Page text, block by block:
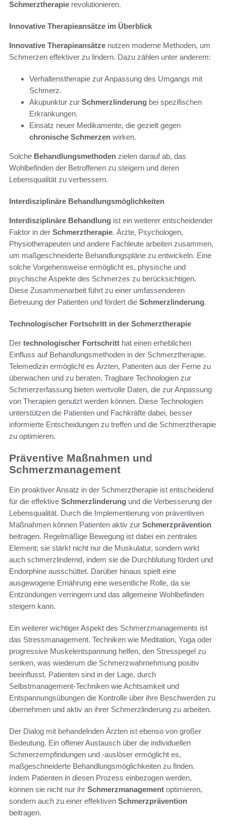
Schmerztherapie revolutionieren.
Innovative Therapieansätze im Überblick
Innovative Therapieansätze nutzen moderne Methoden, um
Schmerzen effektiver zu lindern. Dazu zählen unter anderem:
Verhaltenstherapie zur Anpassung des Umgangs mit
Schmerz.
Akupunktur zur Schmerzlinderung bei spezifischen
Erkrankungen.
Einsatz neuer Medikamente, die gezielt gegen
chronische Schmerzen wirken.
Solche Behandlungsmethoden zielen darauf ab, das
Wohlbefinden der Betroffenen zu steigern und deren
Lebensqualität zu verbessern.
Interdisziplinäre Behandlungsmöglichkeiten
Interdisziplinäre Behandlung ist ein weiterer entscheidender
Faktor in der Schmerztherapie. Ärzte, Psychologen,
Physiotherapeuten und andere Fachleute arbeiten zusammen,
um maßgeschneiderte Behandlungspläne zu entwickeln. Eine
solche Vorgehensweise ermöglicht es, physische und
psychische Aspekte des Schmerzes zu berücksichtigen.
Diese Zusammenarbeit führt zu einer umfassenderen
Betreuung der Patienten und fördert die Schmerzlinderung.
Technologischer Fortschritt in der Schmerztherapie
Der technologischer Fortschritt hat einen erheblichen
Einfluss auf Behandlungsmethoden in der Schmerztherapie.
Telemedizin ermöglicht es Ärzten, Patienten aus der Ferne zu
überwachen und zu beraten. Tragbare Technologien zur
Schmerzerfassung bieten wertvolle Daten, die zur Anpassung
von Therapien genutzt werden können. Diese Technologien
unterstützen die Patienten und Fachkräfte dabei, besser
informierte Entscheidungen zu treffen und die Schmerztherapie
zu optimieren.
Präventive Maßnahmen und
Schmerzmanagement
Ein proaktiver Ansatz in der Schmerztherapie ist entscheidend
für die effektive Schmerzlinderung und die Verbesserung der
Lebensqualität. Durch die Implementierung von präventiven
Maßnahmen können Patienten aktiv zur Schmerzprävention
beitragen. Regelmäßige Bewegung ist dabei ein zentrales
Element; sie stärkt nicht nur die Muskulatur, sondern wirkt
auch schmerzlindernd, indem sie die Durchblutung fördert und
Endorphine ausschüttet. Darüber hinaus spielt eine
ausgewogene Ernährung eine wesentliche Rolle, da sie
Entzündungen verringern und das allgemeine Wohlbefinden
steigern kann.
Ein weiterer wichtiger Aspekt des Schmerzmanagements ist
das Stressmanagement. Techniken wie Meditation, Yoga oder
progressive Muskelentspannung helfen, den Stresspegel zu
senken, was wiederum die Schmerzwahrnehmung positiv
beeinflusst. Patienten sind in der Lage, durch
Selbstmanagement-Techniken wie Achtsamkeit und
Entspannungsübungen die Kontrolle über ihre Beschwerden zu
übernehmen und aktiv an ihrer Schmerzlinderung zu arbeiten.
Der Dialog mit behandelnden Ärzten ist ebenso von großer
Bedeutung. Ein offener Austausch über die individuellen
Schmerzempfindungen und -auslöser ermöglicht es,
maßgeschneiderte Behandlungsmöglichkeiten zu finden.
Indem Patienten in diesen Prozess einbezogen werden,
können sie nicht nur ihr Schmerzmanagement optimieren,
sondern auch zu einer effektiven Schmerzprävention
beitragen.